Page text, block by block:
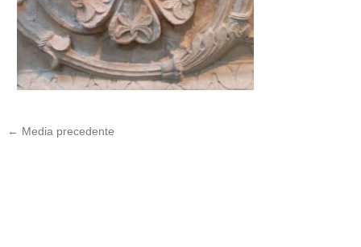
← Media precedente